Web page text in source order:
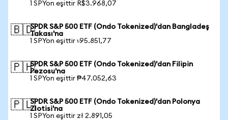
1 SPYon eşittir R$3.968,07
🇧🇩SPDR S&P 500 ETF (Ondo Tokenized)'dan Bangladeş
Takası'na
1 SPYon eşittir ৳95.851,77
🇵🇭SPDR S&P 500 ETF (Ondo Tokenized)'dan Filipin
Pezosu'na
1 SPYon eşittir ₱47.052,63
🇵🇱SPDR S&P 500 ETF (Ondo Tokenized)'dan Polonya
Zlotisi'na
1 SPYon eşittir zł 2.891,05